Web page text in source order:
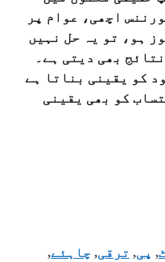
اچھی، عوام پر
ہو، تو یہ حل نہیں
بھی دیتی ہے۔
کو یقینی بناتا ہے
کو بھی یقینی
, پی, ترقی,چاہئے,